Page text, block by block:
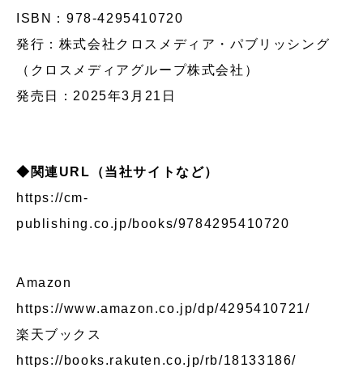
ISBN：978-4295410720
発行：株式会社クロスメディア・パブリッシング
（クロスメディアグループ株式会社）
発売日：2025年3月21日
◆関連URL（当社サイトなど）
https://cm-
publishing.co.jp/books/9784295410720
Amazon
https://www.amazon.co.jp/dp/4295410721/
楽天ブックス
https://books.rakuten.co.jp/rb/18133186/